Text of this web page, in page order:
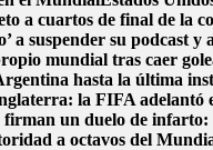
a cuartos de final de la
a suspender su podcast
mundial tras caer
hasta la última
la FIFA adelantó
un duelo de infarto:
a octavos del